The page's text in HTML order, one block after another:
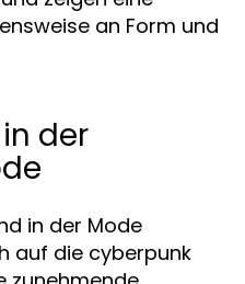
an Form und
der
in der Mode
auf die cyberpunk